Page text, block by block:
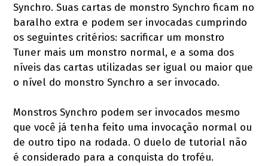
Synchro. Suas cartas de monstro Synchro ficam no
baralho extra e podem ser invocadas cumprindo
os seguintes critérios: sacrificar um monstro
Tuner mais um monstro normal, e a soma dos
níveis das cartas utilizadas ser igual ou maior que
o nível do monstro Synchro a ser invocado.
Monstros Synchro podem ser invocados mesmo
que você já tenha feito uma invocação normal ou
de outro tipo na rodada. O duelo de tutorial não
é considerado para a conquista do troféu.